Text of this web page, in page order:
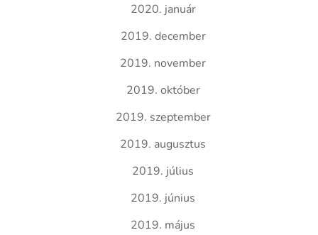
2020. január
2019. december
2019. november
2019. október
2019. szeptember
2019. augusztus
2019. július
2019. június
2019. május